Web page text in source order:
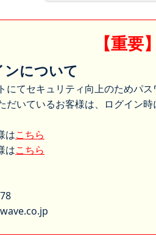
【重
について
にてセキュリティ向上のためパス
だいているお客様は、ログイン
はこちら
はこちら